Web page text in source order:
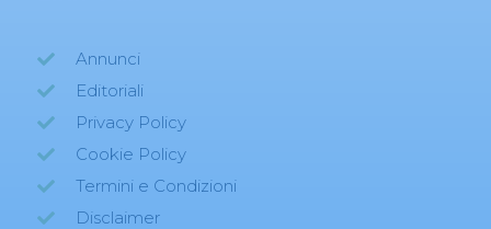
Annunci
Editoriali
Privacy Policy
Cookie Policy
Termini e Condizioni
Disclaimer